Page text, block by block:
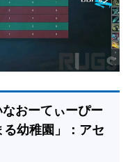
おーてぃーぴー
幼稚園」：アセ